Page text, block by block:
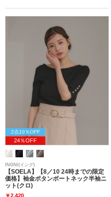
2点10％OFF
24％OFF
INGNI(イング)
【SOELA】【8／10 24時までの限定
価格】袖金ボタンボートネック半袖ニ
ット(クロ)
￥2,420